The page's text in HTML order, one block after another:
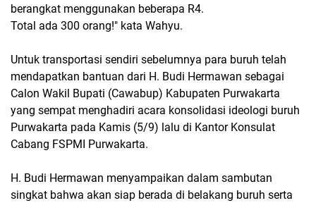
berangkat menggunakan beberapa R4.
Total ada 300 orang!" kata Wahyu.
Untuk transportasi sendiri sebelumnya para buruh telah
mendapatkan bantuan dari H. Budi Hermawan sebagai
Calon Wakil Bupati (Cawabup) Kabupaten Purwakarta
yang sempat menghadiri acara konsolidasi ideologi buruh
Purwakarta pada Kamis (5/9) lalu di Kantor Konsulat
Cabang FSPMI Purwakarta.
H. Budi Hermawan menyampaikan dalam sambutan
singkat bahwa akan siap berada di belakang buruh serta